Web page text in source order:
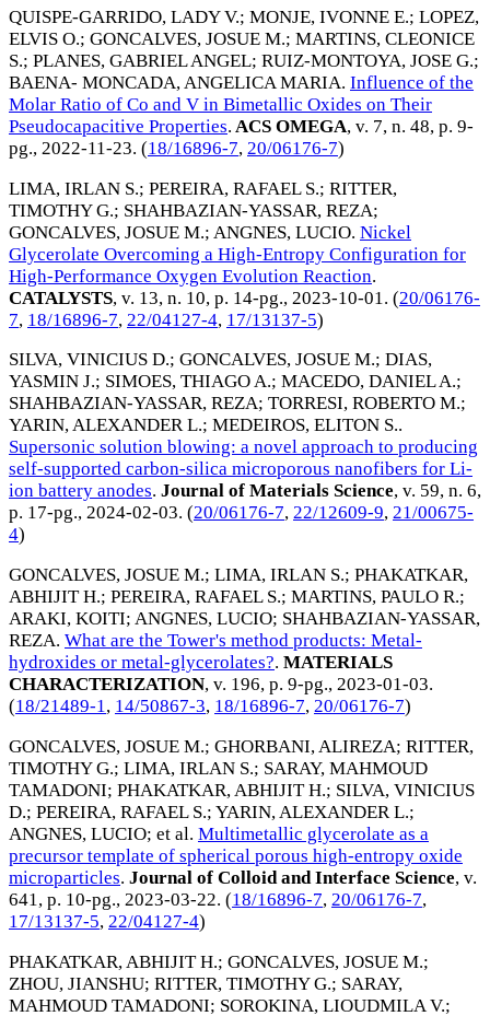
QUISPE-GARRIDO, LADY V.; MONJE, IVONNE E.; LOPEZ,
ELVIS O.; GONCALVES, JOSUE M.; MARTINS, CLEONICE
S.; PLANES, GABRIEL ANGEL; RUIZ-MONTOYA, JOSE G.;
BAENA- MONCADA, ANGELICA MARIA. Influence of the
Molar Ratio of Co and V in Bimetallic Oxides on Their
Pseudocapacitive Properties. ACS OMEGA, v. 7, n. 48, p. 9-
pg., 2022-11-23. (18/16896-7, 20/06176-7)
LIMA, IRLAN S.; PEREIRA, RAFAEL S.; RITTER,
TIMOTHY G.; SHAHBAZIAN-YASSAR, REZA;
GONCALVES, JOSUE M.; ANGNES, LUCIO. Nickel
Glycerolate Overcoming a High-Entropy Configuration for
High-Performance Oxygen Evolution Reaction.
CATALYSTS, v. 13, n. 10, p. 14-pg., 2023-10-01 . (20/06176-
7, 18/16896-7, 22/04127-4, 17/13137-5)
SILVA, VINICIUS D.; GONCALVES, JOSUE M.; DIAS,
YASMIN J.; SIMOES, THIAGO A.; MACEDO, DANIEL A.;
SHAHBAZIAN-YASSAR, REZA; TORRESI, ROBERTO M.;
YARIN, ALEXANDER L.; MEDEIROS, ELITON S..
Supersonic solution blowing: a novel approach to producing
self-supported carbon-silica microporous nanofibers for Li-
ion battery anodes. Journal of Materials Science, v. 59, n. 6,
p. 17-pg., 2024-02-03. (20/06176-7, 22/12609-9, 21/00675-
4)
GONCALVES, JOSUE M.; LIMA, IRLAN S.; PHAKATKAR,
ABHIJIT H.; PEREIRA, RAFAEL S.; MARTINS, PAULO R.;
ARAKI, KOITI; ANGNES, LUCIO; SHAHBAZIAN-YASSAR,
REZA. What are the Tower's method products: Metal-
hydroxides or metal-glycerolates?. MATERIALS
CHARACTERIZATION, v. 196, p. 9-pg., 2023-01-03.
(18/21489-1, 14/50867-3, 18/16896-7, 20/06176-7)
GONCALVES, JOSUE M.; GHORBANI, ALIREZA; RITTER,
TIMOTHY G.; LIMA, IRLAN S.; SARAY, MAHMOUD
TAMADONI; PHAKATKAR, ABHIJIT H.; SILVA, VINICIUS
D.; PEREIRA, RAFAEL S.; YARIN, ALEXANDER L.;
ANGNES, LUCIO; et al. Multimetallic glycerolate as a
precursor template of spherical porous high-entropy oxide
microparticles. Journal of Colloid and Interface Science, v.
641, p. 10-pg., 2023-03-22. (18/16896-7, 20/06176-7,
17/13137-5, 22/04127-4)
PHAKATKAR, ABHIJIT H.; GONCALVES, JOSUE M.;
ZHOU, JIANSHU; RITTER, TIMOTHY G.; SARAY,
MAHMOUD TAMADONI; SOROKINA, LIOUDMILA V.;